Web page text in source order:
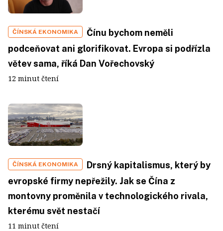
ČÍNSKÁ EKONOMIKA
Čínu bychom neměli
podceňovat ani glorifikovat. Evropa si podřízla
větev sama, říká Dan Vořechovský
12 minut čtení
ČÍNSKÁ EKONOMIKA
Drsný kapitalismus, který by
evropské firmy nepřežily. Jak se Čína z
montovny proměnila v technologického rivala,
kterému svět nestačí
11 minut čtení